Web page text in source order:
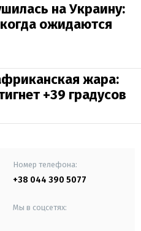
на Украину:
ожидаются
жара:
+39 градусов
Номер телефона:
+38 044 390 5077
Мы в соцсетях: